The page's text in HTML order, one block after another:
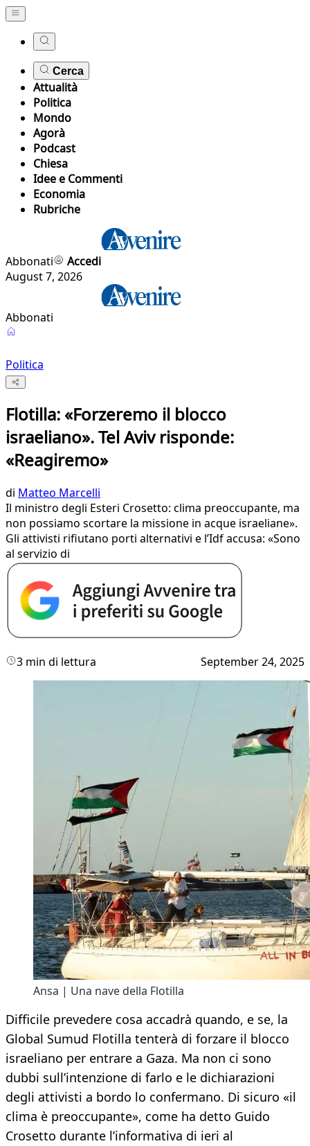
Cerca
Attualità
Politica
Mondo
Agorà
Podcast
Chiesa
Idee e Commenti
Economia
Rubriche
Abbonati
Accedi
August 7, 2026
Abbonati
Politica
Flotilla: «Forzeremo il blocco
israeliano». Tel Aviv risponde:
«Reagiremo»
di Matteo Marcelli
Il ministro degli Esteri Crosetto: clima preoccupante, ma
non possiamo scortare la missione in acque israeliane».
Gli attivisti rifiutano porti alternativi e l’Idf accusa: «Sono
al servizio di
3 min di lettura September 24, 2025
Ansa | Una nave della Flotilla
Difficile prevedere cosa accadrà quando, e se, la
Global Sumud Flotilla tenterà di forzare il blocco
israeliano per entrare a Gaza. Ma non ci sono
dubbi sull’intenzione di farlo e le dichiarazioni
degli attivisti a bordo lo confermano. Di sicuro «il
clima è preoccupante», come ha detto Guido
Crosetto durante l’informativa di ieri al